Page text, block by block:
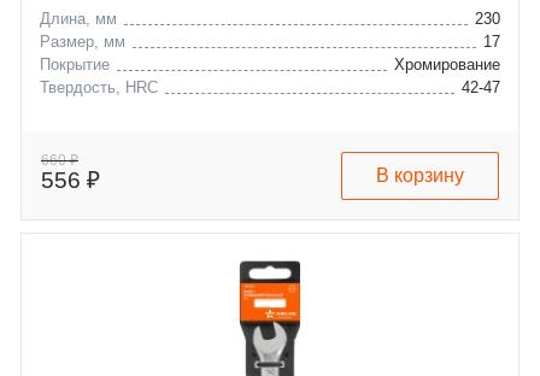
Длина, мм
230
Размер, мм
17
Покрытие
Хромирование
Твердость, HRC
42-47
660 ₽
556 ₽ В корзину